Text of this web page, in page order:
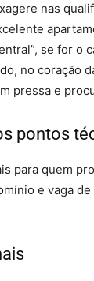
nas
se for o
no coração
pressa e
pontos
para quem
e vaga